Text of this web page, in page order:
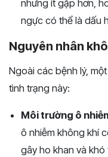
nhưng ít gặp hơn,
ngực có thể là dấu
Nguyên nhân
Ngoài các bệnh lý,
tình trạng này:
Môi trường ô
ô nhiễm không khí
gây ho khan và khó